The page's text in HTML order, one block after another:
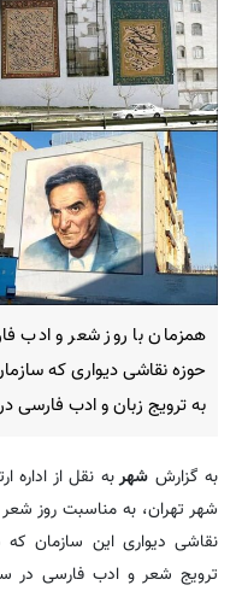
همزمان با روز شعر و ادب
حوزه نقاشی دیواری که
به ترویج زبان و ادب
به گزارش شهربه نقل از اداره
شهر تهران، به مناسبت روز شعر
نقاشی دیواری این سازمان
ترویج شعر و ادب فارسی در